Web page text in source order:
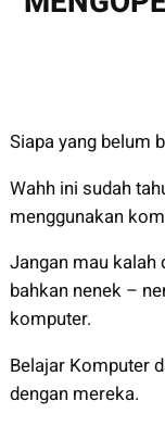
Siapa yang belum
Wahh ini sudah
menggunakan
Jangan mau kalah
bahkan nenek –
komputer.
Belajar Komputer
dengan mereka.